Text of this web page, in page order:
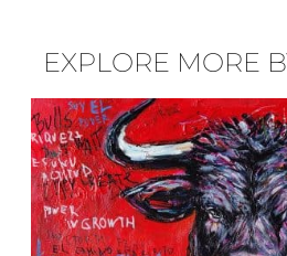
EXPLORE MORE